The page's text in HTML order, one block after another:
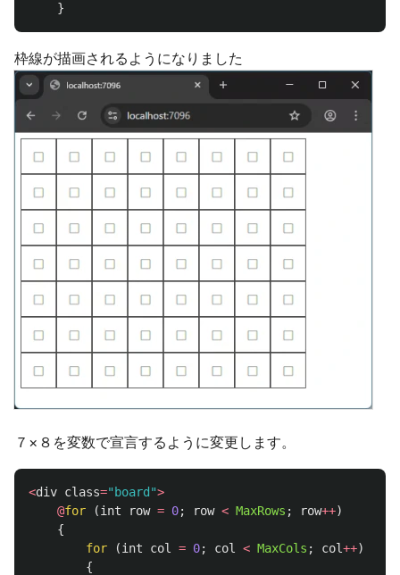
}
枠線が描画されるようになりました
７×８を変数で宣言するように変更します。
<div class="board">
@for (int row = 0; row < MaxRows ; row++)
{
for
(int col = 0; col < MaxCols ; col++)
{